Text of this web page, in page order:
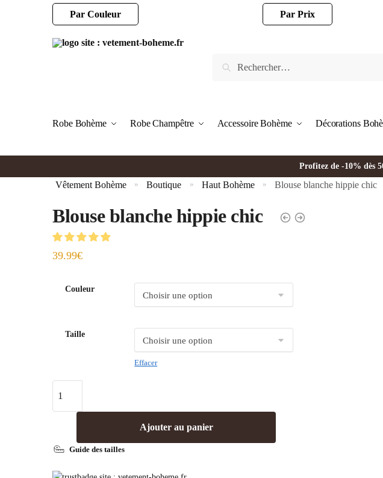
Par Couleur Par Prix
Robe Bohème Robe Champêtre Accessoire Bohème Décorations
Profitez de -10% dès
Vêtement Bohème » Boutique » Haut Bohème » Blouse blanche hippie chic
Blouse blanche hippie chic
39.99€
Couleur
Taille
Effacer
Ajouter au panier
Guide des tailles